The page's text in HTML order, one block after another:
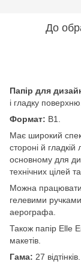
До
Папір для
і гладку поверхню.
Формат: В1.
Має широкий
стороні й
основному для
технічних цілей
Можна
гелевими
аерографа.
Також папір Elle
макетів.
Гама: 27 відтінків.